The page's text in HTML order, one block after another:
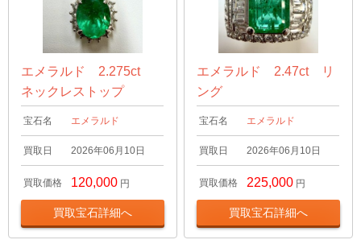
エメラルド 2.275ct
ネックレストップ
宝石名 エメラルド
買取日 2026年06月10日
買取価格 120,000 円
買取宝石詳細へ
エメラルド 2.47ct リ
ング
宝石名 エメラルド
買取日 2026年06月10日
買取価格 225,000 円
買取宝石詳細へ